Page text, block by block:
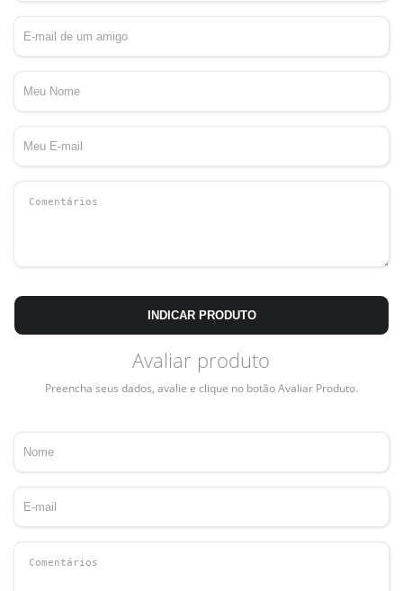
INDICAR PRODUTO
Avaliar produto
Preencha seus dados, avalie e clique no botão Avaliar Produto.